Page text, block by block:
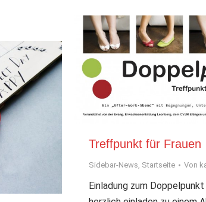
Treffpunkt für Frauen
Sidebar-News, Startseite Von
Einladung zum